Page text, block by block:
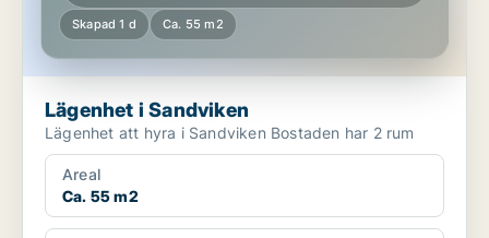
Skapad 1 d Ca. 55 m2
Lägenhet i Sandviken
Lägenhet att hyra i Sandviken Bostaden har 2 rum
Areal
Ca. 55 m2